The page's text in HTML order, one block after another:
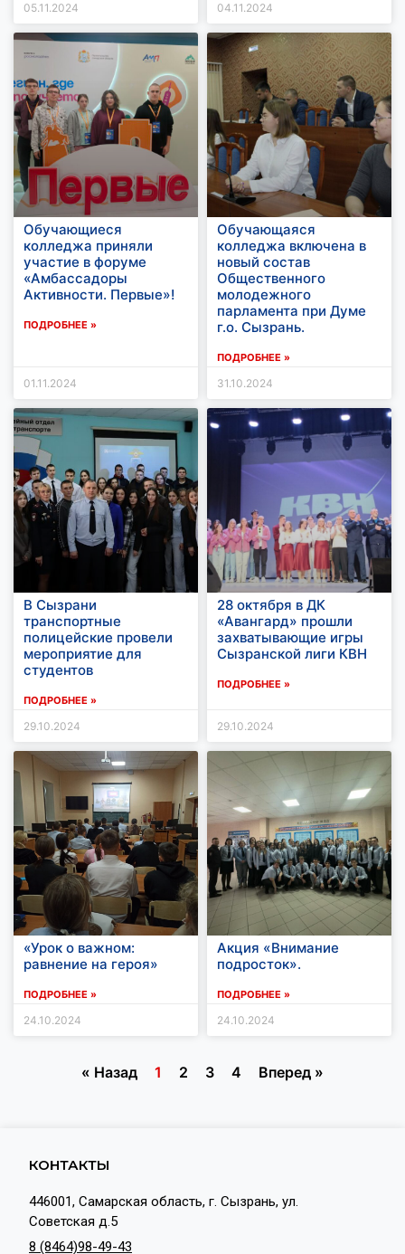
05.11.2024 04.11.2024
Обучающиеся
колледжа приняли
участие в форуме
«Амбассадоры
Активности. Первые»!
ПОДРОБНЕЕ »
01.11.2024
Обучающаяся
колледжа включена в
новый состав
Общественного
молодежного
парламента при Думе
г.о. Сызрань.
ПОДРОБНЕЕ »
31.10.2024
В Сызрани
транспортные
полицейские провели
мероприятие для
студентов
ПОДРОБНЕЕ »
29.10.2024
28 октября в ДК
«Авангард» прошли
захватывающие игры
Сызранской лиги КВН
ПОДРОБНЕЕ »
29.10.2024
«Урок о важном:
равнение на героя»
ПОДРОБНЕЕ »
24.10.2024
Акция «Внимание
подросток».
ПОДРОБНЕЕ »
24.10.2024
« Назад 1 2 3 4 Вперед »
КОНТАКТЫ
446001, Самарская область, г. Сызрань, ул.
Советская д.5
8 (8464)98-49-43